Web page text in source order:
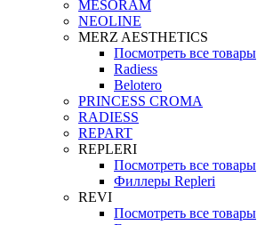
MESORAM
NEOLINE
MERZ AESTHETICS
Посмотреть все товары
Radiess
Belotero
PRINCESS CROMA
RADIESS
REPART
REPLERI
Посмотреть все товары
Филлеры Repleri
REVI
Посмотреть все товары